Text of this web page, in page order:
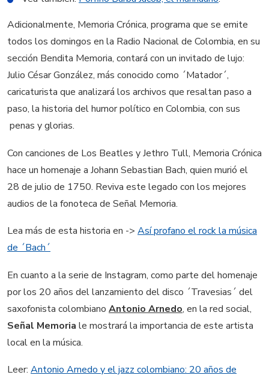
Adicionalmente, Memoria Crónica, programa que se emite
todos los domingos en la Radio Nacional de Colombia, en su
sección Bendita Memoria, contará con un invitado de lujo:
Julio César González, más conocido como ´Matador´,
caricaturista que analizará los archivos que resaltan paso a
paso, la historia del humor político en Colombia, con sus
penas y glorias.
Con canciones de Los Beatles y Jethro Tull, Memoria Crónica
hace un homenaje a Johann Sebastian Bach, quien murió el
28 de julio de 1750. Reviva este legado con los mejores
audios de la fonoteca de Señal Memoria.
Lea más de esta historia en -> Así profano el rock la música
de ´Bach´
En cuanto a la serie de Instagram, como parte del homenaje
por los 20 años del lanzamiento del disco ´Travesias´ del
saxofonista colombiano Antonio Arnedo, en la red social,
Señal Memoria le mostrará la importancia de este artista
local en la música.
Leer: Antonio Arnedo y el jazz colombiano: 20 años de